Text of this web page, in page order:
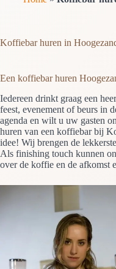
Koffiebar huren in
Een koffiebar huren
Iedereen drinkt graag een
feest, evenement of beurs in
agenda en wilt u uw gasten
huren van een koffiebar bij
idee! Wij brengen de
Als finishing touch kunnen
over de koffie en de afkomst